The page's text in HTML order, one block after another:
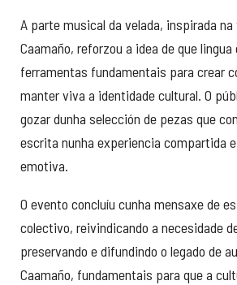
A parte musical da velada, inspirada
Caamaño, reforzou a idea de que
ferramentas fundamentais para crear
manter viva a identidade cultural. O
gozar dunha selección de pezas que
escrita nunha experiencia compartida
emotiva.
O evento concluíu cunha mensaxe de
colectivo, reivindicando a necesidade
preservando e difundindo o legado de
Caamaño, fundamentais para que a